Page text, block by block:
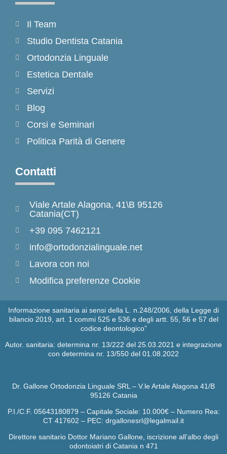
Il Team
Studio Dentista Catania
Ortodonzia Linguale
Estetica Dentale
Servizi
Blog
Corsi e Seminari
Politica Parità di Genere
Contatti
Viale Artale Alagona, 41\B 95126
Catania(CT)
+39 095 7462121
info@ortodonzialinguale.net
Lavora con noi
Modifica preferenze Cookie
Informazione sanitaria ai sensi della L. n.248/2006, della Legge di
bilancio 2019, art. 1 commi 525 e 536 e degli artt. 55, 56 e 57 del
codice deontologico”
Autor. sanitaria: determina nr. 13/222 del 25.03.2021 e integrazione
con determina nr. 13/550 del 01.08.2022
Dr. Gallone Ortodonzia Linguale SRL – V.le Artale Alagona 41/B
95126 Catania
P.I./C.F. 05643180879 – Capitale Sociale: 10.000€ – Numero Rea:
CT 417602 – PEC: drgallonesrl@legalmail.it
Direttore sanitario Dottor Mariano Gallone, iscrizione all’albo degli
odontoiatri di Catania n 471